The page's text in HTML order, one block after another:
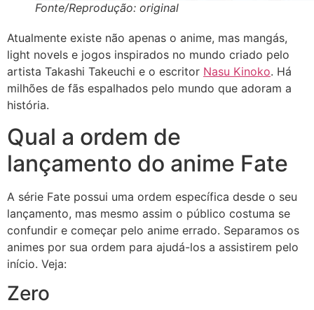
Fonte/Reprodução: original
Atualmente existe não apenas o anime, mas mangás,
light novels e jogos inspirados no mundo criado pelo
artista Takashi Takeuchi e o escritor Nasu Kinoko. Há
milhões de fãs espalhados pelo mundo que adoram a
história.
Qual a ordem de
lançamento do anime Fate
A série Fate possui uma ordem específica desde o seu
lançamento, mas mesmo assim o público costuma se
confundir e começar pelo anime errado. Separamos os
animes por sua ordem para ajudá-los a assistirem pelo
início. Veja:
Zero